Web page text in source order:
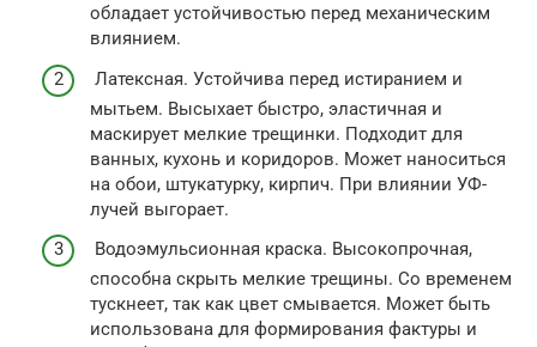
обладает устойчивостью перед механическим
влиянием.
Латексная. Устойчива перед истиранием и
мытьем. Высыхает быстро, эластичная и
маскирует мелкие трещинки. Подходит для
ванных, кухонь и коридоров. Может наноситься
на обои, штукатурку, кирпич. При влиянии УФ-
лучей выгорает.
Водоэмульсионная краска. Высокопрочная,
способна скрыть мелкие трещины. Со временем
тускнеет, так как цвет смывается. Может быть
использована для формирования фактуры и